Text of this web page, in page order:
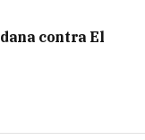
contra El